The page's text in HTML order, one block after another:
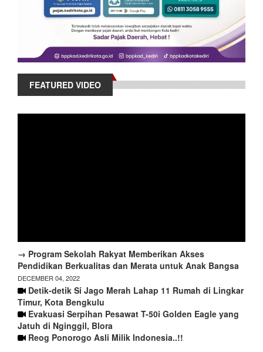
FEATURED VIDEO
→ Program Sekolah Rakyat Memberikan Akses
Pendidikan Berkualitas dan Merata untuk Anak Bangsa
DECEMBER 04, 2022
Detik-detik Si Jago Merah Lahap 11 Rumah di Lingkar
Timur, Kota Bengkulu
Evakuasi Serpihan Pesawat T-50i Golden Eagle yang
Jatuh di Nginggil, Blora
Reog Ponorogo Asli Milik Indonesia..!!